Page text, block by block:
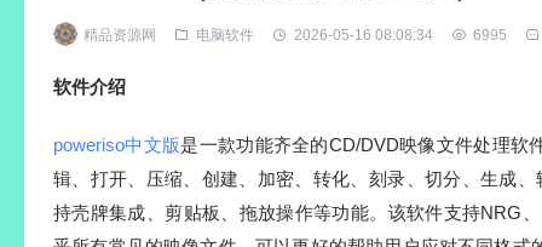
精品资源网 电脑软件 2026-05-16 08:08:34 6995
软件介绍
poweriso中文版是一款功能齐全的CD/DVD映像文件处理软
辑、打开、压缩、创建、加密、转化、刻录、切分、生成
持壳牌集成、剪贴板、拖放操作等功能。该软件支持NRG